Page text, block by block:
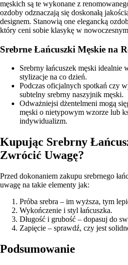
męskich są te wykonane z
ozdoby odznaczają się doskonałą
designem. Stanowią one elegancką
który ceni sobie klasykę w
Srebrne Łańcuszki Męskie na
Srebrny łańcuszek męski idealnie
stylizacje na co dzień.
Podczas oficjalnych spotkań czy
subtelny srebrny naszyjnik męski.
Odważniejsi dżentelmeni mogą
męski o nietypowym wzorze lub
indywidualizm.
Kupując Srebrny
Zwrócić Uwagę?
Przed dokonaniem zakupu srebrnego
uwagę na takie elementy jak:
Próba srebra – im wyższa, tym
Wykończenie i styl łańcuszka.
Długość i grubość – dopasuj do
Zapięcie – sprawdź, czy jest
Podsumowanie